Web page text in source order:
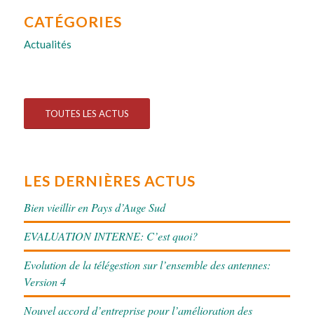
CATÉGORIES
Actualités
TOUTES LES ACTUS
LES DERNIÈRES ACTUS
Bien vieillir en Pays d’Auge Sud
EVALUATION INTERNE: C’est quoi?
Evolution de la télégestion sur l’ensemble des antennes:
Version 4
Nouvel accord d’entreprise pour l’amélioration des